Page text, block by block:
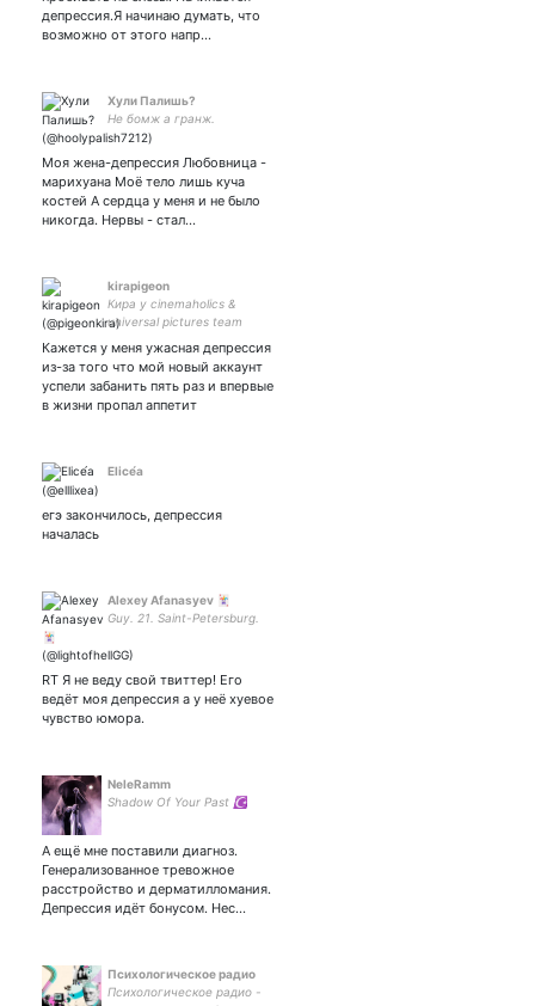
депрессия.Я начинаю думать, что
возможно от этого напр…
Хули Палишь?
Не бомж а гранж.
Моя жена-депрессия Любовница -
марихуана Моё тело лишь куча
костей А сердца у меня и не было
никогда. Нервы - стал…
kirapigeon
Кира у cinemaholics &
universal pictures team
Кажется у меня ужасная депрессия
из-за того что мой новый аккаунт
успели забанить пять раз и впервые
в жизни пропал аппетит
Elicе́a
егэ закончилось, депрессия
началась
Alexey Afanasyev 🃏
Guy. 21. Saint-Petersburg.
RT Я не веду свой твиттер! Его
ведёт моя депрессия а у неё хуевое
чувство юмора.
NeleRamm
Shadow Of Your Past ☪️
А ещё мне поставили диагноз.
Генерализованное тревожное
расстройство и дерматилломания.
Депрессия идёт бонусом. Нес…
Психологическое радио
Психологическое радио -